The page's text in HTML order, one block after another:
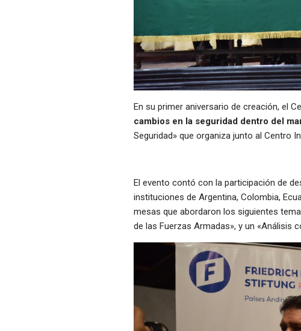
En su primer aniversario de creación, el
cambios en la seguridad dentro del
Seguridad» que organiza junto al Centro
El evento contó con la participación de
instituciones de Argentina, Colombia,
mesas que abordaron los siguientes
de las Fuerzas Armadas», y un «Análisis